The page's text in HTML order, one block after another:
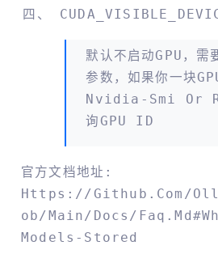
默认不启动GPU，需
参数，如果你一块
Nvidia-Smi Or
询GPU ID
官方文档地址:
Https://github.com/
Ob/main/docs/
Models-Stored